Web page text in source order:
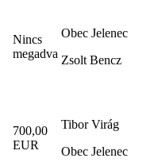
Nincs
megadva
Obec Jelenec
Zsolt Bencz
700,00
EUR
Tibor Virág
Obec Jelenec